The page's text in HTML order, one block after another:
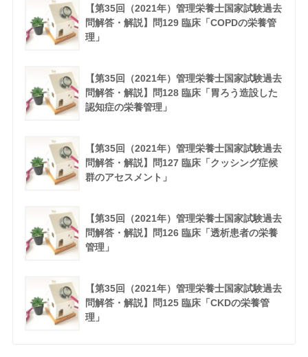
【第35回（2021年）管理栄養士国家試験過去
問解答・解説】問129 臨床「COPDの栄養管
理」
【第35回（2021年）管理栄養士国家試験過去
問解答・解説】問128 臨床「胃ろう造設した
認知症の栄養管理」
【第35回（2021年）管理栄養士国家試験過去
問解答・解説】問127 臨床「クッシング症候
群のアセスメント」
【第35回（2021年）管理栄養士国家試験過去
問解答・解説】問126 臨床「透析患者の栄養
管理」
【第35回（2021年）管理栄養士国家試験過去
問解答・解説】問125 臨床「CKDの栄養管
理」